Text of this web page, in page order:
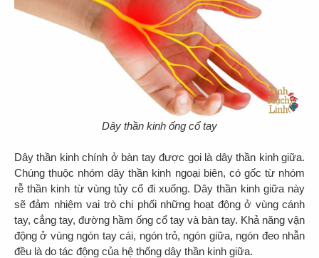
Dây thần kinh ống cổ tay
Dây thần kinh chính ở bàn tay được gọi là dây thần kinh giữa.
Chúng thuộc nhóm dây thần kinh ngoại biên, có gốc từ nhóm
rễ thần kinh từ vùng tủy cổ đi xuống. Dây thần kinh giữa này
sẽ đảm nhiệm vai trò chi phối những hoạt động ở vùng cánh
tay, cẳng tay, đường hầm ống cổ tay và bàn tay. Khả năng vận
động ở vùng ngón tay cái, ngón trỏ, ngón giữa, ngón đeo nhẫn
đều là do tác động của hệ thống dây thần kinh giữa.